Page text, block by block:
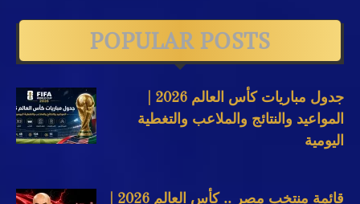
POPULAR POSTS
المواعيد والنتائج والملاعب والتغطية
اليومية